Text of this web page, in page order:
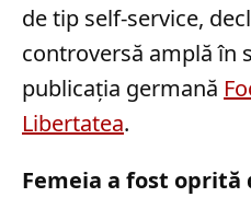
de tip self-service,
controversă amplă în
publicația germană
Libertatea.
Femeia a fost oprită